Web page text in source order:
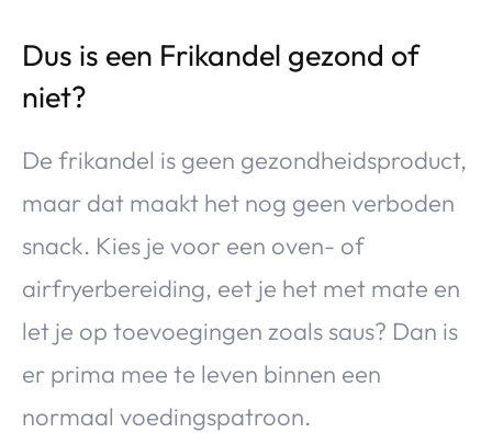
Dus is een Frikandel gezond of
niet?
De frikandel is geen gezondheidsproduct,
maar dat maakt het nog geen verboden
snack. Kies je voor een oven- of
airfryerbereiding, eet je het met mate en
let je op toevoegingen zoals saus? Dan is
er prima mee te leven binnen een
normaal voedingspatroon.